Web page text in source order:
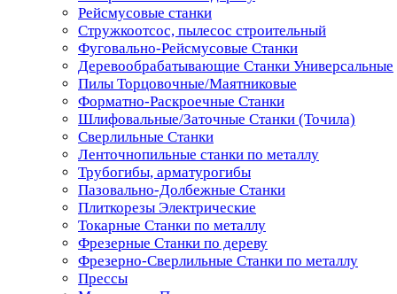
Рейсмусовые станки
Стружкоотсос, пылесос строительный
Фуговально-Рейсмусовые Станки
Деревообрабатывающие Станки Универсальные
Пилы Торцовочные/Маятниковые
Форматно-Раскроечные Станки
Шлифовальные/Заточные Станки (Точила)
Сверлильные Станки
Ленточнопильные станки по металлу
Трубогибы, арматурогибы
Пазовально-Долбежные Станки
Плиткорезы Электрические
Токарные Станки по металлу
Фрезерные Станки по дереву
Фрезерно-Сверлильные Станки по металлу
Прессы